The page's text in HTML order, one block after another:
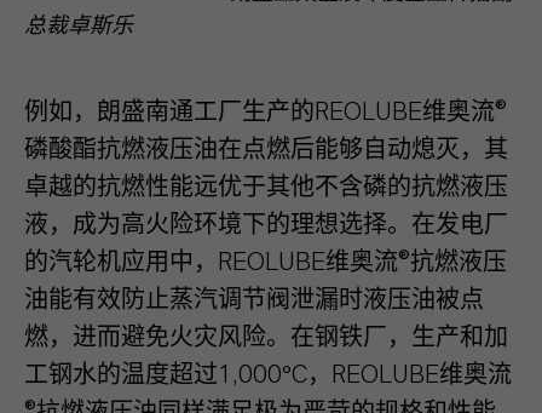
总裁卓斯乐
例如，朗盛南通工厂生产的REOLUBE维奥流®
磷酸酯抗燃液压油在点燃后能够自动熄灭，其
卓越的抗燃性能远优于其他不含磷的抗燃液压
液，成为高火险环境下的理想选择。在发电厂
的汽轮机应用中，REOLUBE维奥流®抗燃液压
油能有效防止蒸汽调节阀泄漏时液压油被点
燃，进而避免火灾风险。在钢铁厂，生产和加
工钢水的温度超过1,000°C，REOLUBE维奥流